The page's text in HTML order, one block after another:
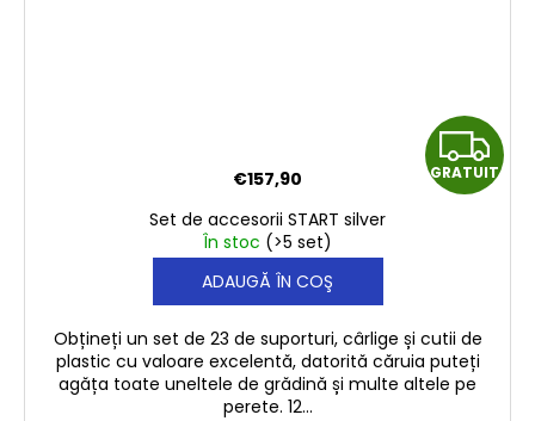
G
R
GRATUIT
Set de accesorii START silver
În stoc (>5 set)
€157,90
ADAUGĂ ÎN COŞ
Obțineți un set de 23 de suporturi, cârlige și cutii de
plastic cu valoare excelentă, datorită căruia puteți
agăța toate uneltele de grădină și multe altele pe
perete. 12...